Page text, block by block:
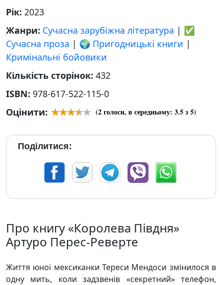
Рік: 2023
Жанри: Сучасна зарубіжна література | ✅
Сучасна проза | 🌍 Пригодницькі книги |
Кримінальні бойовики
Кількість сторінок: 432
ISBN: 978-617-522-115-0
Оцінити:
(2голоси, в середньому: 3.5з 5)
Поділитися:
Про книгу «Королева Півдня»
Артуро Перес-Реверте
Життя юної мексиканки Тереси Мендоси змінилося в
одну мить, коли задзвенів «секретний» телефон,